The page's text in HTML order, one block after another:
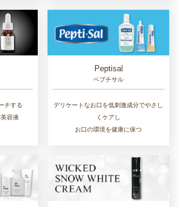
チする
容液
Peptisal
ペプチサル
デリケートなお口を低刺激成分でやさし
くケアし
お口の環境を健康に保つ